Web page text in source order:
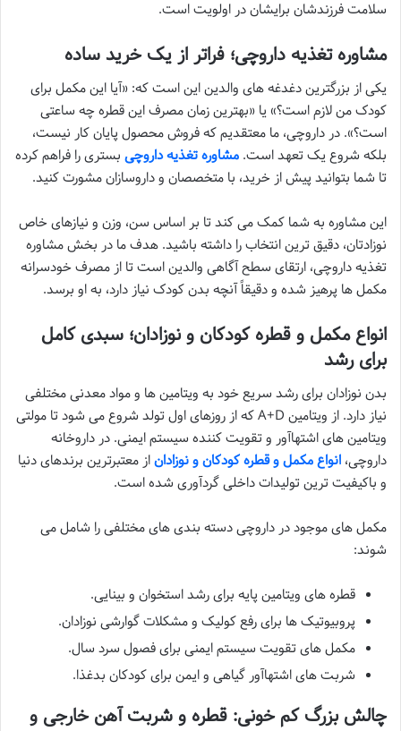
سلامت فرزندشان برایشان در اولویت است.
مشاوره تغذیه داروچی؛ فراتر از یک خرید ساده
یکی از بزرگترین دغدغه های والدین این است که: «آیا این مکمل برای
کودک من لازم است؟» یا «بهترین زمان مصرف این قطره چه ساعتی
است؟». در داروچی، ما معتقدیم که فروش محصول پایان کار نیست،
بلکه شروع یک تعهد است. مشاوره تغذیه داروچی بستری را فراهم کرده
تا شما بتوانید پیش از خرید، با متخصصان و داروسازان مشورت کنید.
این مشاوره به شما کمک می کند تا بر اساس سن، وزن و نیازهای خاص
نوزادتان، دقیق ترین انتخاب را داشته باشید. هدف ما در بخش مشاوره
تغذیه داروچی، ارتقای سطح آگاهی والدین است تا از مصرف خودسرانه
مکمل ها پرهیز شده و دقیقاً آنچه بدن کودک نیاز دارد، به او برسد.
انواع مکمل و قطره کودکان و نوزادان؛ سبدی کامل
برای رشد
بدن نوزادان برای رشد سریع خود به ویتامین ها و مواد معدنی مختلفی
نیاز دارد. از ویتامین A+D که از روزهای اول تولد شروع می شود تا مولتی
ویتامین های اشتهاآور و تقویت کننده سیستم ایمنی. در داروخانه
داروچی، انواع مکمل و قطره کودکان و نوزاداناز معتبرترین برندهای دنیا
و باکیفیت ترین تولیدات داخلی گردآوری شده است.
مکمل های موجود در داروچی دسته بندی های مختلفی را شامل می
شوند:
قطره های ویتامین پایه برای رشد استخوان و بینایی.
پروبیوتیک ها برای رفع کولیک و مشکلات گوارشی نوزادان.
مکمل های تقویت سیستم ایمنی برای فصول سرد سال.
شربت های اشتهاآور گیاهی و ایمن برای کودکان بدغذا.
چالش بزرگ کم خونی: قطره و شربت آهن خارجی و